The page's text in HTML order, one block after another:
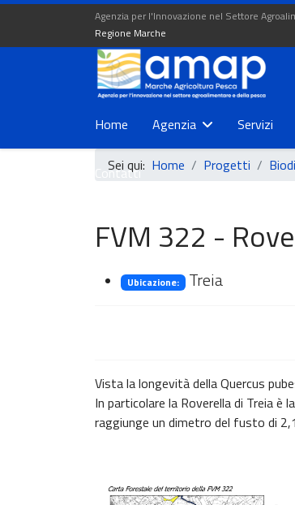
Agenzia per l'Innovazione nel Settore
Regione Marche
Home Agenzia Servizi
Contatti
Sei qui: Home Progetti
FVM 322 -
Ubicazione: Treia
Vista la longevità della Quercus
In particolare la Roverella di Treia
raggiunge un dimetro del fusto di